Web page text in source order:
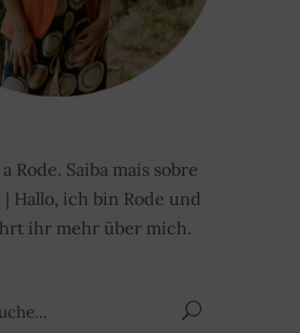
Rode. Saiba mais sobre
| Hallo, ich bin Rode und
ihr mehr über mich.